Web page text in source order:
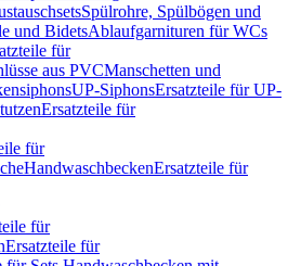
Spülrohre, Spülbögen und
und BidetsAblaufgarnituren für WCs
für
aus PVCManschetten und
UP-SiphonsErsatzteile für UP-
Ersatzteile für
für
HandwaschbeckenErsatzteile für
für
Ersatzteile für